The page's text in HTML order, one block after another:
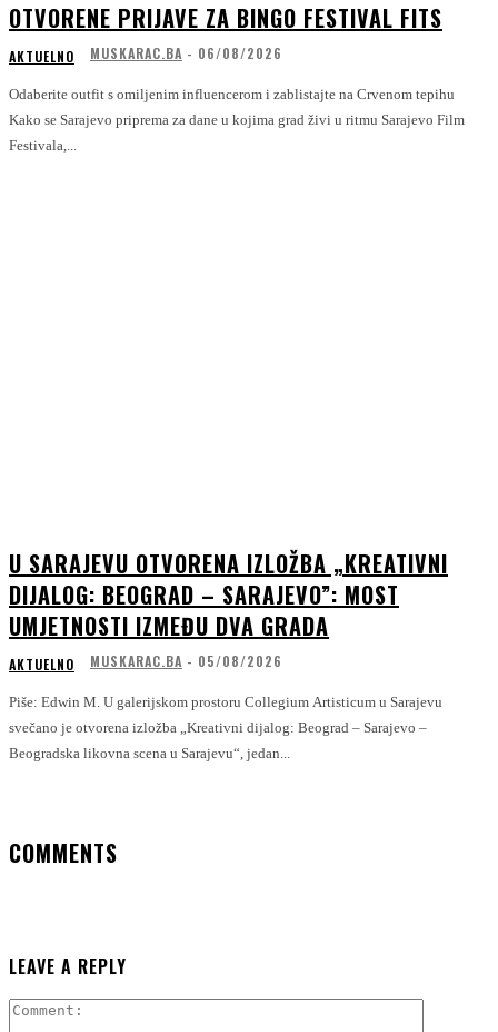
OTVORENE PRIJAVE ZA BINGO FESTIVAL FITS
AKTUELNO MUSKARAC.BA - 06/08/2026
Odaberite outfit s omiljenim influencerom i zablistajte na Crvenom tepihu
Kako se Sarajevo priprema za dane u kojima grad živi u ritmu Sarajevo Film
Festivala,...
U SARAJEVU OTVORENA IZLOŽBA „KREATIVNI
DIJALOG: BEOGRAD – SARAJEVO”: MOST
UMJETNOSTI IZMEĐU DVA GRADA
AKTUELNO MUSKARAC.BA - 05/08/2026
Piše: Edwin M. U galerijskom prostoru Collegium Artisticum u Sarajevu
svečano je otvorena izložba „Kreativni dijalog: Beograd – Sarajevo –
Beogradska likovna scena u Sarajevu“, jedan...
COMMENTS
LEAVE A REPLY